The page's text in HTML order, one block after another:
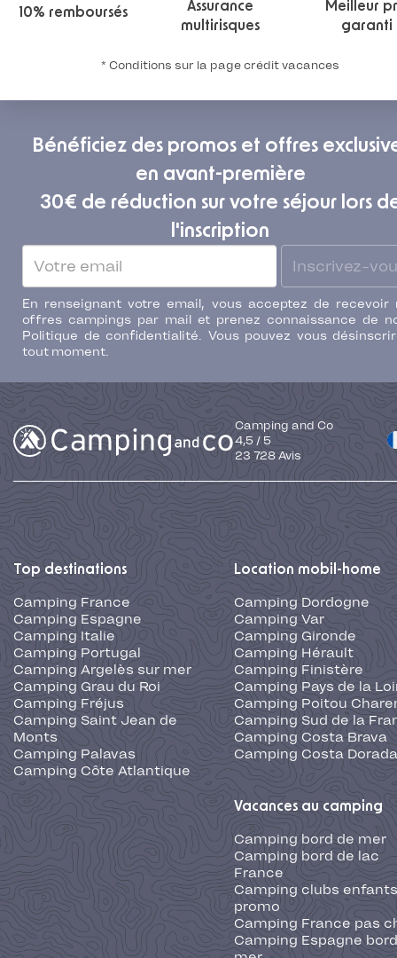
10% remboursés
Assurance
multirisques
Meilleur
garanti
* Conditions sur la page crédit vacances
Bénéficiez des promos et offres
en avant-première
30€ de réduction sur votre séjour lors
l'inscription
Inscrivez-
En renseignant votre email, vous acceptez de recevoir
offres campings par mail et prenez connaissance de
Politique de confidentialité. Vous pouvez vous
tout moment.
Camping and Co
4,5 / 5
23 728 Avis
Top destinations
Camping France
Camping Espagne
Camping Italie
Camping Portugal
Camping Argelès sur mer
Camping Grau du Roi
Camping Fréjus
Camping Saint Jean de
Monts
Camping Palavas
Camping Côte Atlantique
Location mobil-home
Camping Dordogne
Camping Var
Camping Gironde
Camping Hérault
Camping Finistère
Camping Pays de la
Camping Poitou
Camping Sud de la
Camping Costa Brava
Camping Costa Dorada
Vacances au camping
Camping bord de mer
Camping bord de lac
France
Camping clubs
promo
Camping France pas
Camping Espagne